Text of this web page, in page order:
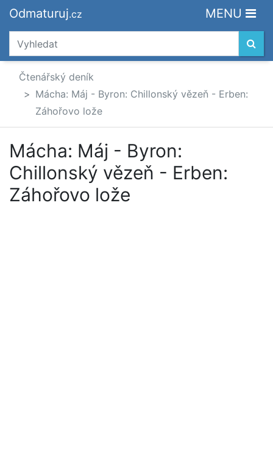
Odmaturuj.cz MENU
Čtenářský deník
Mácha: Máj - Byron: Chillonský vězeň - Erben:
Záhořovo lože
Mácha: Máj - Byron:
Chillonský vězeň - Erben:
Záhořovo lože